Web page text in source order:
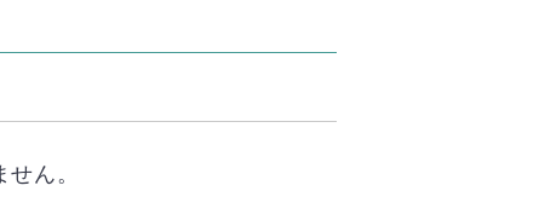
ん。